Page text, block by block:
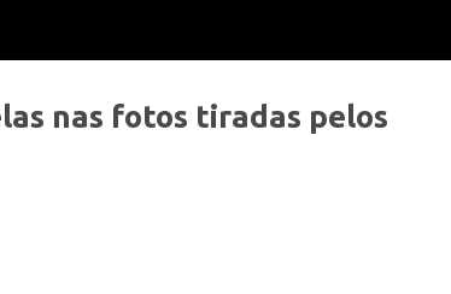
nas fotos tiradas pelos